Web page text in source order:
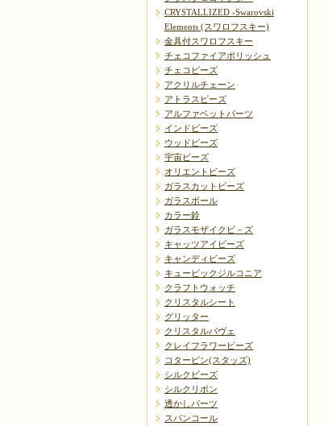
CRYSTALLIZED -Swarovski
Elements (スワロフスキー)
金具付スワロフスキー
チェコファイアポリッシュ
チェコビーズ
アクリルチェーン
アトラスビーズ
アルファベットパーツ
インドビーズ
ウッドビーズ
宇宙ビーズ
オリエントビーズ
ガラスカットビーズ
ガラスボール
カラー鈴
ガラスモザイクビ－ズ
キャッツアイビーズ
キャンディビーズ
キュービックジルコニア
クラフトウォッチ
クリスタルシート
グリッター
クリスタルパヴェ
クレイフラワービーズ
コターピン(スタッズ)
シルクビーズ
シルクリボン
透かしパーツ
スパンコール